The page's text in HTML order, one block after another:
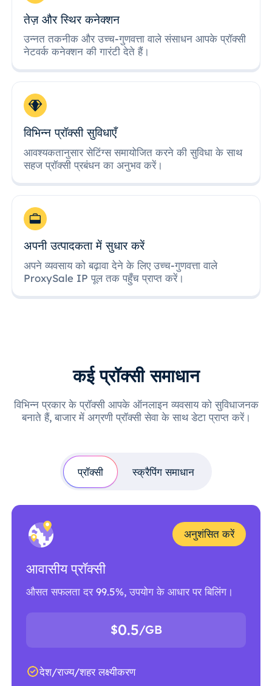
तेज़ और स्थिर कनेक्शन
उन्नत तकनीक और उच्च-गुणवत्ता वाले संसाधन आपके प्रॉक्सी
नेटवर्क कनेक्शन की गारंटी देते हैं।
विभिन्न प्रॉक्सी सुविधाएँ
आवश्यकतानुसार सेटिंग्स समायोजित करने की सुविधा के साथ
सहज प्रॉक्सी प्रबंधन का अनुभव करें।
अपनी उत्पादकता में सुधार करें
अपने व्यवसाय को बढ़ावा देने के लिए उच्च-गुणवत्ता वाले
ProxySale IP पूल तक पहुँच प्राप्त करें।
कई प्रॉक्सी समाधान
विभिन्न प्रकार के प्रॉक्सी आपके ऑनलाइन व्यवसाय को सुविधाजनक
बनाते हैं, बाजार में अग्रणी प्रॉक्सी सेवा के साथ डेटा प्राप्त करें।
प्रॉक्सी स्क्रैपिंग समाधान
अनुशंसित करें
आवासीय प्रॉक्सी
औसत सफलता दर 99.5%, उपयोग के आधार पर बिलिंग।
$0.5/GB
देश/राज्य/शहर लक्ष्यीकरण